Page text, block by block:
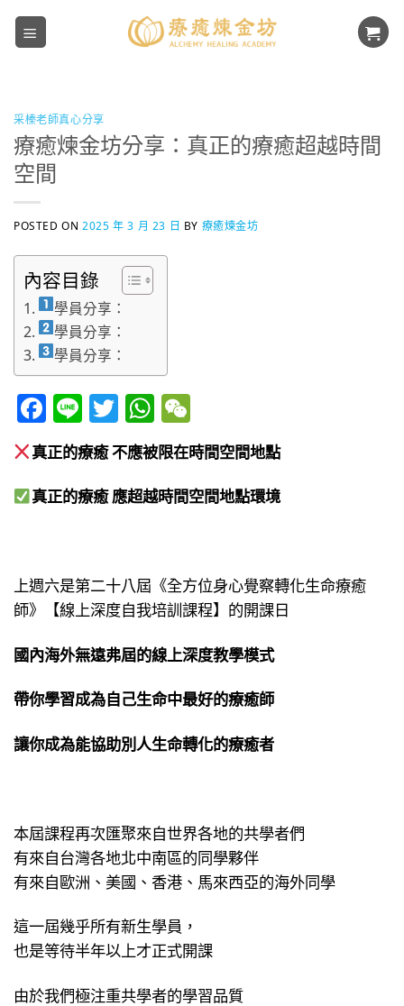
Skip
采榛老師真心分享
療癒煉金坊分享：真正的療癒超越時間
空間
POSTED ON2025 年 3 月 23 日 BY 療癒煉金坊
內容目錄
學員分享：
學員分享：
學員分享：
Facebook
LineTwitterWhatsApp
真正的療癒 不應被限在時間空間地點
真正的療癒 應超越時間空間地點環境
上週六是第二十八屆《全方位身心覺察轉化生命療癒
師》【線上深度自我培訓課程】的開課日
國內海外無遠弗屆的線上深度教學模式
帶你學習成為自己生命中最好的療癒師
讓你成為能協助別人生命轉化的療癒者
本屆課程再次匯聚來自世界各地的共學者們
有來自台灣各地北中南區的同學夥伴
有來自歐洲、美國、香港、馬來西亞的海外同學
這一屆幾乎所有新生學員，
也是等待半年以上才正式開課
由於我們極注重共學者的學習品質